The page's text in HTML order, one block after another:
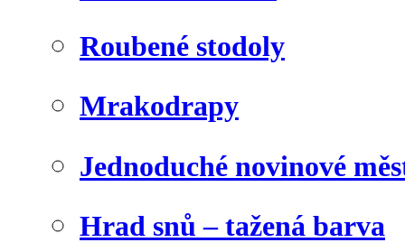
Roubené stodoly
Mrakodrapy
Jednoduché novinové
Hrad snů – tažená barva